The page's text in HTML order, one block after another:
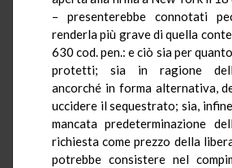
– presenterebbe connotati
renderla più grave di quella
630 cod. pen.: e ciò sia per
protetti; sia in ragione
ancorché in forma alternativa,
uccidere il sequestrato; sia,
mancata predeterminazione
richiesta come prezzo della
potrebbe consistere nel